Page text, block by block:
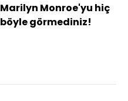
Marilyn Monroe'yu hiç
böyle görmediniz!